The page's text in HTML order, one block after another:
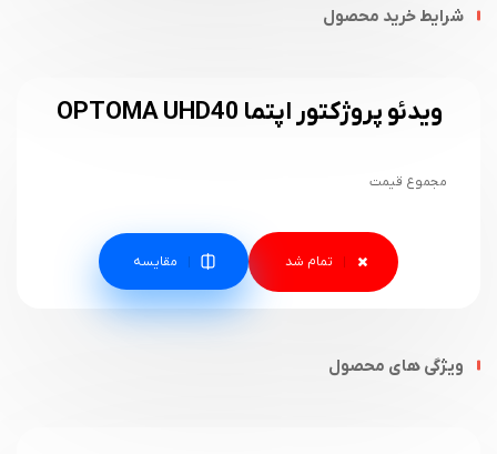
شرایط خرید محصول
ویدئو پروژکتور اپتما OPTOMA UHD40
مجموع قیمت
مقایسه
ویژگی های محصول